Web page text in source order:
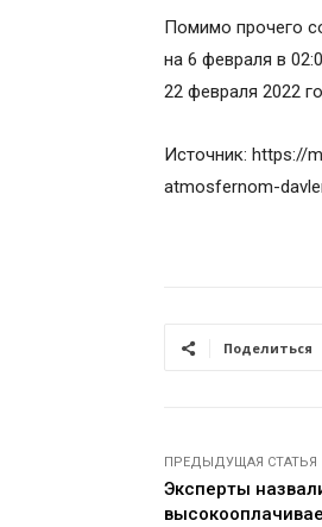
Помимо прочего
на 6 февраля в
22 февраля 2022
Источник: https://
atmosfernom-
Поделиться
ПРЕДЫДУЩАЯ СТАТЬЯ
Эксперты